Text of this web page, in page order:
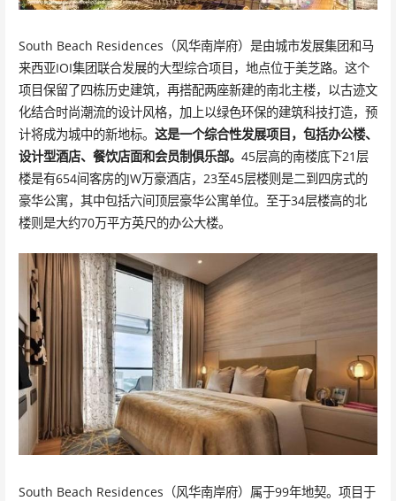
South Beach Residences（风华南岸府）是由城市发展集团和马
来西亚IOI集团联合发展的大型综合项目，地点位于美芝路。这个
项目保留了四栋历史建筑，再搭配两座新建的南北主楼，以古迹文
化结合时尚潮流的设计风格，加上以绿色环保的建筑科技打造，预
计将成为城中的新地标。 这是一个综合性发展项目，包括办公楼、
设计型酒店、餐饮店面和会员制俱乐部。 45层高的南楼底下21层
楼是有654间客房的JW万豪酒店，23至45层楼则是二到四房式的
豪华公寓，其中包括六间顶层豪华公寓单位。至于34层楼高的北
楼则是大约70万平方英尺的办公大楼。
South Beach Residences（风华南岸府）属于99年地契。项目于